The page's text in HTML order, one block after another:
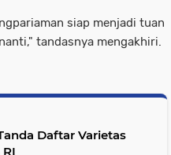
siap menjadi tuan
tandasnya mengakhiri.
Daftar Varietas